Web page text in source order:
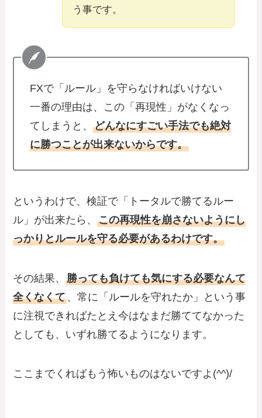
う事です。
FXで「ルール」を守らなければいけない
一番の理由は、この「再現性」がなくなっ
てしまうと、どんなにすごい手法でも絶対
に勝つことが出来ないからです。
というわけで、検証で「トータルで勝てるルー
ル」が出来たら、この再現性を崩さないようにし
っかりとルールを守る必要があるわけです。
その結果、勝っても負けても気にする必要なんて
全くなくて、常に「ルールを守れたか」という事
に注視できればたとえ今はなまだ勝ててなかった
としても、いずれ勝てるようになります。
ここまでくればもう怖いものはないですよ(^^)/